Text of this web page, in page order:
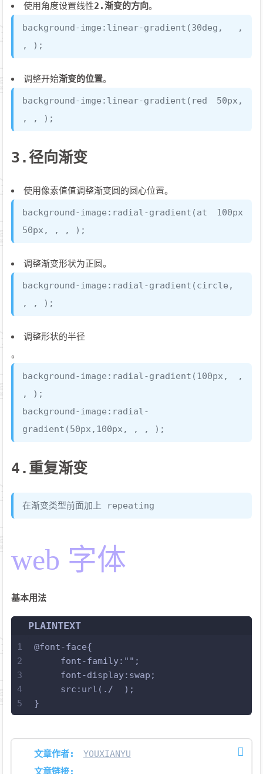
使用角度设置线性2.渐变的方向。
background-imge:linear-gradient(30deg, ,
, );
调整开始渐变的位置。
background-imge:linear-gradient(red 50px,
, , );
3.径向渐变
使用像素值值调整渐变圆的圆心位置。
background-image:radial-gradient(at 100px
50px, , , );
调整渐变形状为正圆。
background-image:radial-gradient(circle,
, , );
调整形状的半径
。
background-image:radial-gradient(100px, ,
, );
background-image:radial-
gradient(50px,100px, , , );
4.重复渐变
在渐变类型前面加上 repeating
web 字体
基本用法
PLAINTEXT
1
2
3
4
5
@font-face{
     font-family:"";
     font-display:swap;
     src:url(./  );
}
文章作者:
YOUXIANYU
文章链接: